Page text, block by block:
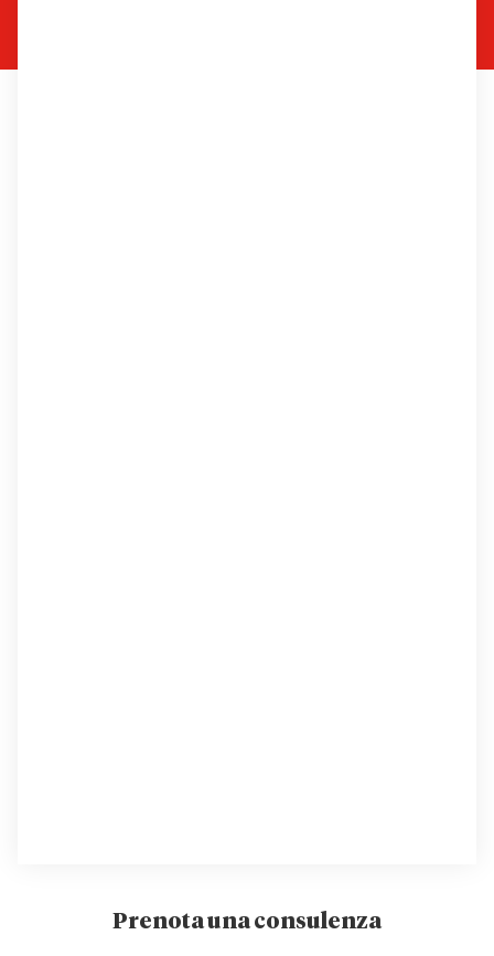
Prenota una consulenza